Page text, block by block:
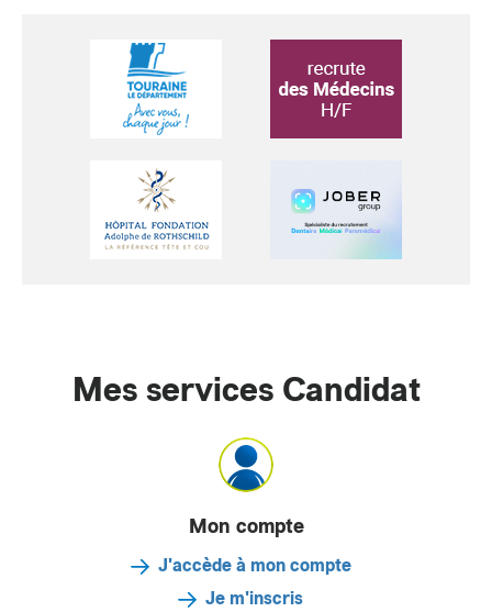
Mes services Candidat
Mon compte
J'accède à mon compte
Je m'inscris